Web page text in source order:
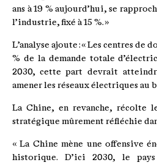
ans à 19 % aujourd’hui, se
l’industrie, fixé à 15 %. »
L’analyse ajoute : « Les centres de
% de la demande totale
2030, cette part devrait
amener les réseaux électriques au
La Chine, en revanche, récolte
stratégique mûrement réfléchie
« La Chine mène une offensive
historique. D’ici 2030, le